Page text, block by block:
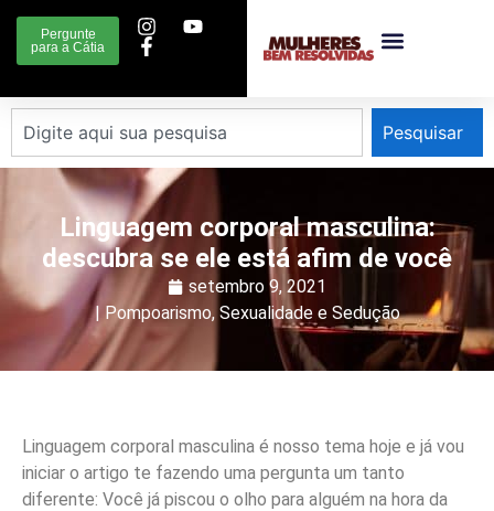
Pergunte
para a Cátia
Pesquisar
Linguagem corporal masculina:
descubra se ele está afim de você
setembro 9, 2021
| Pompoarismo, Sexualidade e Sedução
Linguagem corporal masculina é nosso tema hoje e já vou
iniciar o artigo te fazendo uma pergunta um tanto
diferente: Você já piscou o olho para alguém na hora da